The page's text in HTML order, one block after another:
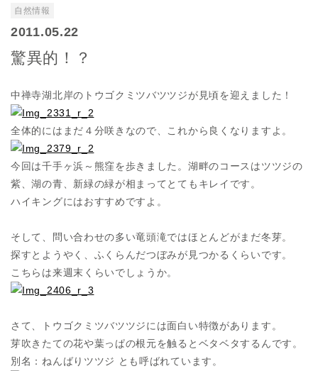
自然情報
2011.05.22
驚異的！？
中禅寺湖北岸のトウゴクミツバツツジが見頃を迎えました！
全体的にはまだ４分咲きなので、これから良くなりますよ。
今回は千手ヶ浜～熊窪を歩きました。湖畔のコースはツツジの
紫、湖の青、新緑の緑が相まってとてもキレイです。
ハイキングにはおすすめですよ。
そして、問い合わせの多い竜頭滝ではほとんどがまだ冬芽。
探すとようやく、ふくらんだつぼみが見つかるくらいです。
こちらは来週末くらいでしょうか。
さて、トウゴクミツバツツジには面白い特徴があります。
芽吹きたての花や葉っぱの根元を触るとベタベタするんです。
別名：ねんばりツツジ とも呼ばれています。